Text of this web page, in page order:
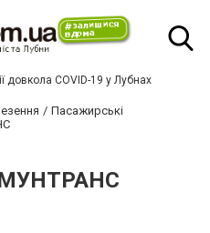
довкола COVID-19 у Лубнах
Пасажирські